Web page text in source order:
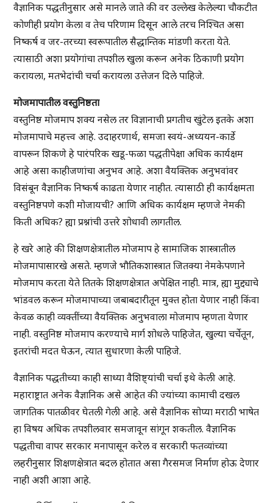
वैज्ञानिक पद्धतीनुसार असे मानले जाते की वर उल्लेख केलेल्या चौकटीत
कोणीही प्रयोग केला व तेच परिणाम दिसून आले तरच निश्चित असा
निष्कर्ष व जर-तरच्या स्वरूपातील सैद्धान्तिक मांडणी करता येते.
त्यासाठी अशा प्रयोगांचा तपशील खुला करून अनेक ठिकाणी प्रयोग
करायला, मतभेदांची चर्चा करायला उत्तेजन दिले पाहिजे.
मोजमापातील वस्तुनिष्ठता
वस्तुनिष्ठ मोजमाप शक्य नसेल तर विज्ञानाची प्रगतीच खुंटेल इतके अशा
मोजमापाचे महत्त्व आहे. उदाहरणार्थ, समजा स्वयं-अध्ययन-कार्डे
वापरून शिकणे हे पारंपरिक खडू-फळा पद्धतीपेक्षा अधिक कार्यक्षम
आहे असा काहीजणांचा अनुभव आहे. अशा वैयक्तिक अनुभवांवर
विसंबून वैज्ञानिक निष्कर्ष काढता येणार नाहीत. त्यासाठी ही कार्यक्षमता
वस्तुनिष्ठपणे कशी मोजायची? आणि अधिक कार्यक्षम म्हणजे नेमकी
किती अधिक? ह्या प्रश्नांची उत्तरे शोधावी लागतील.
हे खरे आहे की शिक्षणक्षेत्रातील मोजमाप हे सामाजिक शास्त्रातील
मोजमापासारखे असते. म्हणजे भौतिकशास्त्रात जितक्या नेमकेपणाने
मोजमाप करता येते तितके शिक्षणक्षेत्रात अपेक्षित नाही. मात्र, ह्या मुद्द्याचे
भांडवल करून मोजमापाच्या जबाबदारीतून मुक्त होता येणार नाही किंवा
केवळ काही व्यक्तींच्या वैयक्तिक अनुभवाला मोजमाप म्हणता येणार
नाही. वस्तुनिष्ठ मोजमाप करण्याचे मार्ग शोधले पाहिजेत, खुल्या चर्चेतून,
इतरांची मदत घेऊन, त्यात सुधारणा केली पाहिजे.
वैज्ञानिक पद्धतीच्या काही साध्या वैशिष्ट्यांची चर्चा इथे केली आहे.
महाराष्ट्रात अनेक वैज्ञानिक असे आहेत की ज्यांच्या कामाची दखल
जागतिक पातळीवर घेतली गेली आहे. असे वैज्ञानिक सोप्या मराठी भाषेत
हा विषय अधिक तपशीलवार समजावून सांगून शकतील. वैज्ञानिक
पद्धतीचा वापर सरकार मनापासून करेल व सरकारी फतव्यांच्या
लहरीनुसार शिक्षणक्षेत्रात बदल होतात असा गैरसमज निर्माण होऊ देणार
नाही अशी आशा आहे.